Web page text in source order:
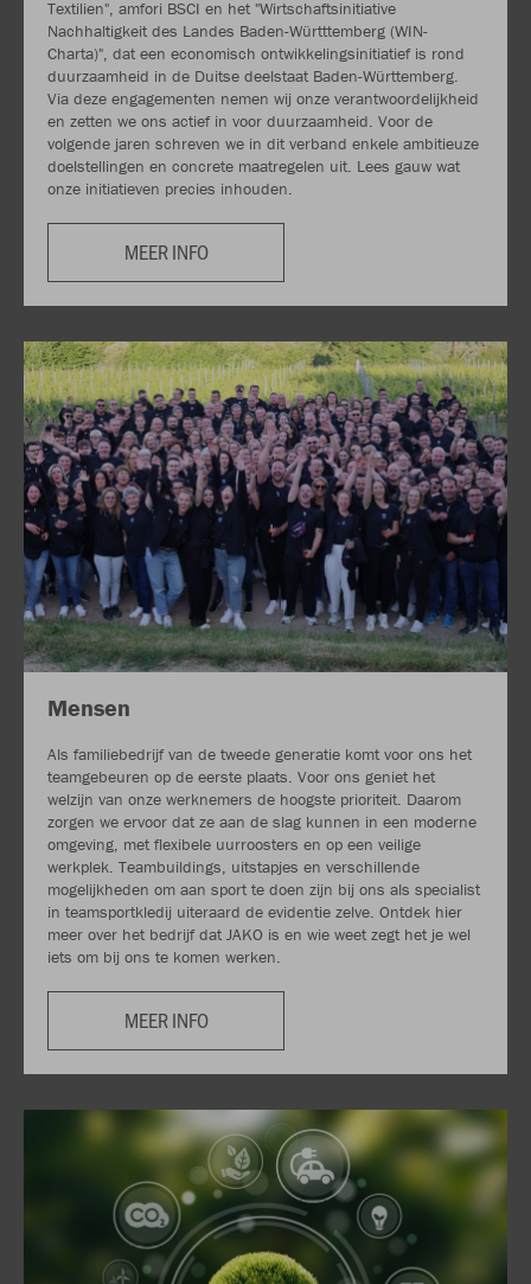
Textilien", amfori BSCI en het "Wirtschaftsinitiative
Nachhaltigkeit des Landes Baden-Württtemberg (WIN-
Charta)", dat een economisch ontwikkelingsinitiatief is rond
duurzaamheid in de Duitse deelstaat Baden-Württemberg.
Via deze engagementen nemen wij onze verantwoordelijkheid
en zetten we ons actief in voor duurzaamheid. Voor de
volgende jaren schreven we in dit verband enkele ambitieuze
doelstellingen en concrete maatregelen uit. Lees gauw wat
onze initiatieven precies inhouden.
MEER INFO
Mensen
Als familiebedrijf van de tweede generatie komt voor ons het
teamgebeuren op de eerste plaats. Voor ons geniet het
welzijn van onze werknemers de hoogste prioriteit. Daarom
zorgen we ervoor dat ze aan de slag kunnen in een moderne
omgeving, met flexibele uurroosters en op een veilige
werkplek. Teambuildings, uitstapjes en verschillende
mogelijkheden om aan sport te doen zijn bij ons als specialist
in teamsportkledij uiteraard de evidentie zelve. Ontdek hier
meer over het bedrijf dat JAKO is en wie weet zegt het je wel
iets om bij ons te komen werken.
MEER INFO